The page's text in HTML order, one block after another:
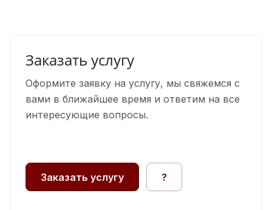
Заказать услугу
Оформите заявку на услугу, мы свяжемся с
вами в ближайшее время и ответим на все
интересующие вопросы.
Заказать услугу ?